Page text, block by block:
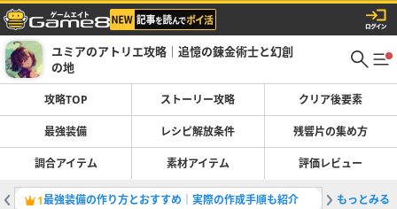
ユミアのアトリエ攻略｜追憶の錬金術士と幻創
の地
攻略TOP ストーリー攻略 クリア後要素
最強装備 レシピ解放条件 残響片の集め方
調合アイテム 素材アイテム 評価レビュー
1最強装備の作り方とおすすめ｜実際の作成手順も紹介 2衣装(コ
もっとみる